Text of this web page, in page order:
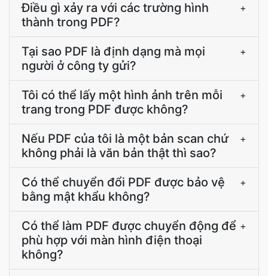
Điều gì xảy ra với các trường hình
thành trong PDF?
+
Tại sao PDF là định dạng mà mọi
người ở công ty gửi?
+
Tôi có thể lấy một hình ảnh trên mỗi
trang trong PDF được không?
+
Nếu PDF của tôi là một bản scan chứ
không phải là văn bản thật thì sao?
+
Có thể chuyển đổi PDF được bảo vệ
bằng mật khẩu không?
+
Có thể làm PDF được chuyển động để
phù hợp với màn hình điện thoại
không?
+